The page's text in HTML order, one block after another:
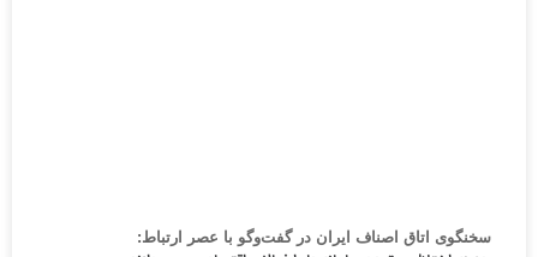
سخنگوی اتاق اصناف ایران در گفت‌وگو با عصر ارتباط: